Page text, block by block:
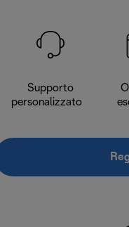
Supporto
personalizzato